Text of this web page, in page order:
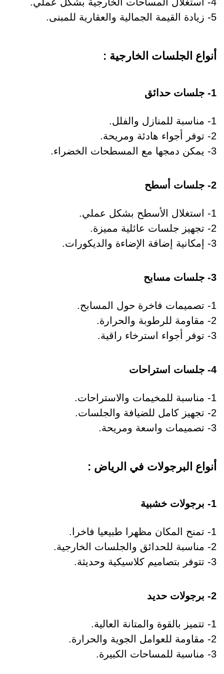
5- زيادة القيمة الجمالية والعقارية للمبنى.
أنواع الجلسات الخارجية :
1- جلسات حدائق
1- مناسبة للمنازل والفلل.
2- توفر أجواء هادئة ومريحة.
3- يمكن دمجها مع المسطحات الخضراء.
2- جلسات أسطح
1- استغلال الأسطح بشكل عملي.
2- تجهيز جلسات عائلية مميزة.
3- إمكانية إضافة الإضاءة والديكورات.
3- جلسات مسابح
1- تصميمات فاخرة حول المسابح.
2- مقاومة للرطوبة والحرارة.
3- توفر أجواء استرخاء راقية.
4- جلسات استراحات
1- مناسبة للمخيمات والاستراحات.
2- تجهيز كامل للضيافة والجلسات.
3- تصميمات واسعة ومريحة.
أنواع البرجولات في الرياض :
1- برجولات خشبية
1- تمنح المكان مظهرا طبيعيا فاخرا.
2- مناسبة للحدائق والجلسات الخارجية.
3- تتوفر بتصاميم كلاسيكية وحديثة.
2- برجولات حديد
1- تتميز بالقوة والمتانة العالية.
2- مقاومة للعوامل الجوية والحرارة.
3- مناسبة للمساحات الكبيرة.